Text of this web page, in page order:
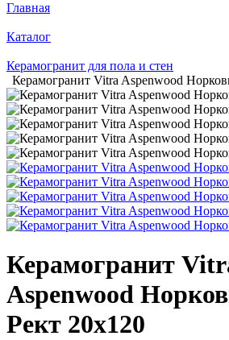
Главная
Каталог
Керамогранит для пола и стен
Керамогранит Vitra Aspenwood
Керамогранит
Aspenwood
Рект 20х120